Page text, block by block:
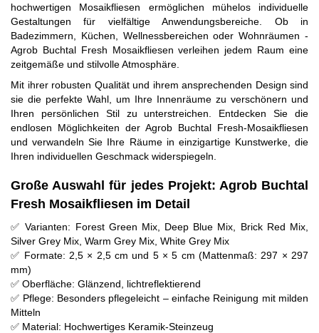
hochwertigen Mosaikfliesen ermöglichen mühelos individuelle
Gestaltungen für vielfältige Anwendungsbereiche. Ob in
Badezimmern, Küchen, Wellnessbereichen oder Wohnräumen -
Agrob Buchtal Fresh Mosaikfliesen verleihen jedem Raum eine
zeitgemäße und stilvolle Atmosphäre.
Mit ihrer robusten Qualität und ihrem ansprechenden Design sind
sie die perfekte Wahl, um Ihre Innenräume zu verschönern und
Ihren persönlichen Stil zu unterstreichen. Entdecken Sie die
endlosen Möglichkeiten der Agrob Buchtal Fresh-Mosaikfliesen
und verwandeln Sie Ihre Räume in einzigartige Kunstwerke, die
Ihren individuellen Geschmack widerspiegeln.
Große Auswahl für jedes Projekt: Agrob Buchtal
Fresh Mosaikfliesen im Detail
✅ Varianten: Forest Green Mix, Deep Blue Mix, Brick Red Mix,
Silver Grey Mix, Warm Grey Mix, White Grey Mix
✅ Formate: 2,5 × 2,5 cm und 5 × 5 cm (Mattenmaß: 297 × 297
mm)
✅ Oberfläche: Glänzend, lichtreflektierend
✅ Pflege: Besonders pflegeleicht – einfache Reinigung mit milden
Mitteln
✅ Material: Hochwertiges Keramik-Steinzeug